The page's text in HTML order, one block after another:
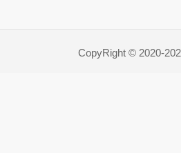
CopyRight © 2020-